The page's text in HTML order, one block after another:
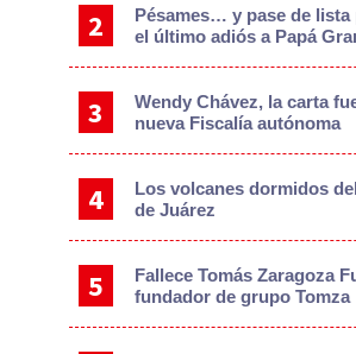
Pésames… y pase de
el último adiós a Papá
Wendy Chávez, la carta
nueva Fiscalía autónoma
Los volcanes dormidos
de Juárez
Fallece Tomás Zaragoza
fundador de grupo Tomza